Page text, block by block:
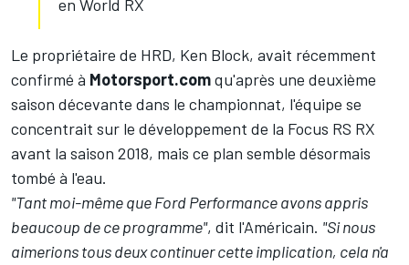
en World RX
Le propriétaire de HRD, Ken Block, avait récemment
confirmé à Motorsport.comqu'après une deuxième
saison décevante dans le championnat, l'équipe se
concentrait sur le développement de la Focus RS RX
avant la saison 2018, mais ce plan semble désormais
tombé à l'eau.
"Tant moi-même que Ford Performance avons appris
beaucoup de ce programme", dit l'Américain. "Si nous
aimerions tous deux continuer cette implication, cela n'a